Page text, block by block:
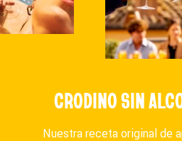
CRODINO SIN
Nuestra receta original de